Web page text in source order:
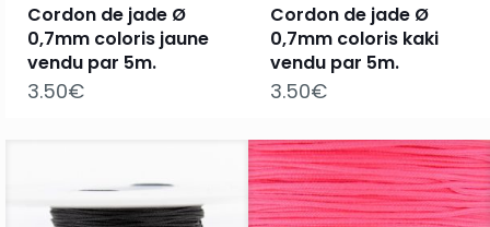
Cordon de jade Ø
0,7mm coloris jaune
vendu par 5m.
3.50€
Cordon de jade Ø
0,7mm coloris kaki
vendu par 5m.
3.50€